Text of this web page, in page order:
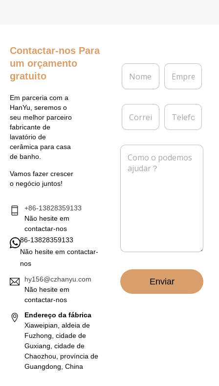
Contactar-nos Para
um orçamento
gratuito
Em parceria com a
HanYu, seremos o
seu melhor parceiro
fabricante de
lavatório de
cerâmica para casa
de banho.
Vamos fazer crescer
o negócio juntos!
+86-13828359133
Não hesite em
contactar-nos
86-13828359133
Não hesite em contactar-
nos
hy156@czhanyu.com
Não hesite em
contactar-nos
Endereço da fábrica
Xiaweipian, aldeia de
Fuzhong, cidade de
Guxiang, cidade de
Chaozhou, província de
Guangdong, China
N
m
*
E
p
e
C
r
e
c
T
l
f
o
n
M
Enviar